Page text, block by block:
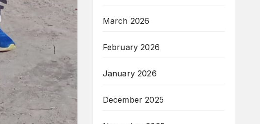
March 2026
February 2026
January 2026
December 2025